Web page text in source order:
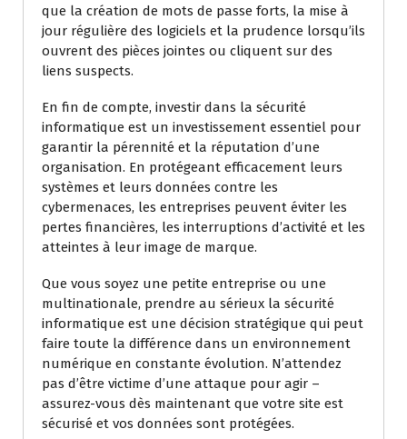
que la création de mots de passe forts, la mise à
jour régulière des logiciels et la prudence lorsqu’ils
ouvrent des pièces jointes ou cliquent sur des
liens suspects.
En fin de compte, investir dans la sécurité
informatique est un investissement essentiel pour
garantir la pérennité et la réputation d’une
organisation. En protégeant efficacement leurs
systèmes et leurs données contre les
cybermenaces, les entreprises peuvent éviter les
pertes financières, les interruptions d’activité et les
atteintes à leur image de marque.
Que vous soyez une petite entreprise ou une
multinationale, prendre au sérieux la sécurité
informatique est une décision stratégique qui peut
faire toute la différence dans un environnement
numérique en constante évolution. N’attendez
pas d’être victime d’une attaque pour agir –
assurez-vous dès maintenant que votre site est
sécurisé et vos données sont protégées.